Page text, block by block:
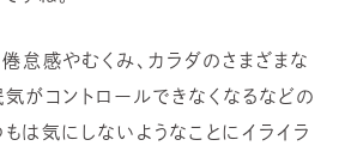
怠感やむくみ、カラダのさまざまな
がコントロールできなくなるなどの
は気にしないようなことにイライラ